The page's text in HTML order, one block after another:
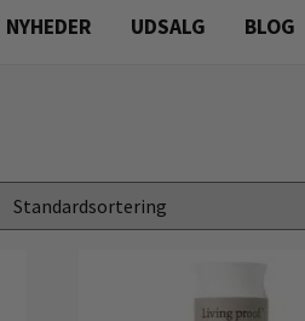
NYHEDER UDSALG BLOG